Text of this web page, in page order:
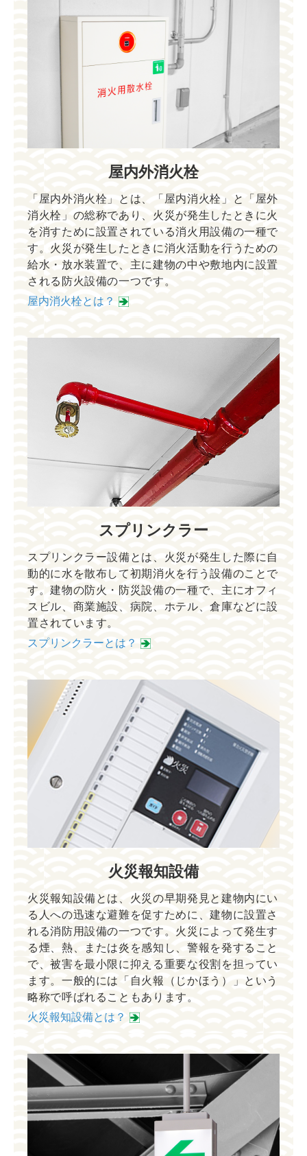
屋内外消火栓
「屋内外消火栓」とは、「屋内消火栓」と「屋外
消火栓」の総称であり、火災が発生したときに火
を消すために設置されている消火用設備の一種で
す。火災が発生したときに消火活動を行うための
給水・放水装置で、主に建物の中や敷地内に設置
される防火設備の一つです。
屋内消火栓とは？
スプリンクラー
スプリンクラー設備とは、火災が発生した際に自
動的に水を散布して初期消火を行う設備のことで
す。建物の防火・防災設備の一種で、主にオフィ
スビル、商業施設、病院、ホテル、倉庫などに設
置されています。
スプリンクラーとは？
火災報知設備
火災報知設備とは、火災の早期発見と建物内にい
る人への迅速な避難を促すために、建物に設置さ
れる消防用設備の一つです。火災によって発生す
る煙、熱、または炎を感知し、警報を発すること
で、被害を最小限に抑える重要な役割を担ってい
ます。一般的には「自火報（じかほう）」という
略称で呼ばれることもあります。
火災報知設備とは？